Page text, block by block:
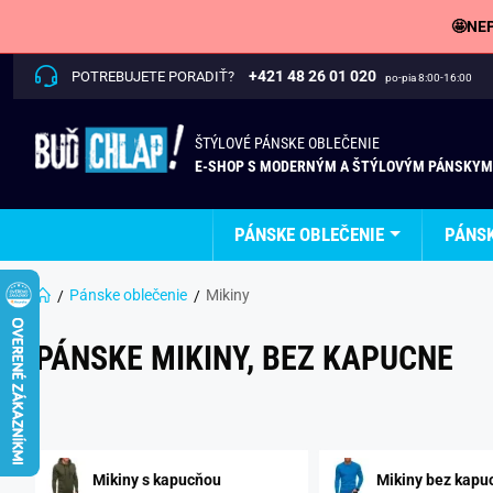
POTREBUJETE PORADIŤ? +421 48 26 01 020 po-pia 8:00-16:00
ŠTÝLOVÉ PÁNSKE OBLEČENIE
E-SHOP S MODERNÝM A ŠTÝLOVÝM
PÁNSKE OBLEČENIE
Pánske oblečenie Mikiny
PÁNSKE MIKINY, BEZ KAPUCNE
Mikiny s kapucňou Mikiny bez